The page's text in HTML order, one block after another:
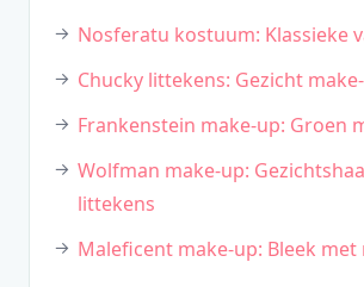
Nosferatu kostuum: Klassieke
Chucky littekens: Gezicht
Frankenstein make-up: Groen
Wolfman make-up:
littekens
Maleficent make-up: Bleek